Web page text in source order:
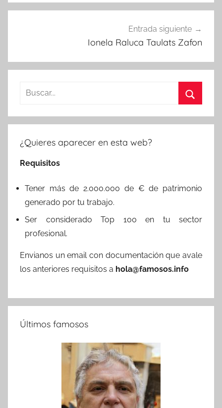
Entrada siguiente
Ionela Raluca Taulats Zafon
Buscar:
¿Quieres aparecer en esta web?
Requisitos
Tener más de 2.000.000 de € de patrimonio
generado por tu trabajo.
Ser considerado Top 100 en tu sector
profesional.
Envianos un email con documentación que avale
los anteriores requisitos a hola@famosos.info
Últimos famosos